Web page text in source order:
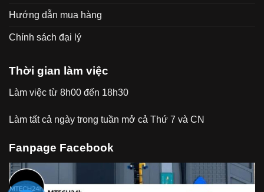
Hướng dẫn mua hàng
Chính sách đại lý
Thời gian làm việc
Làm việc từ 8h00 đến 18h30
Làm tất cả ngày trong tuần mở cả Thứ 7 và CN
Fanpage Facebook